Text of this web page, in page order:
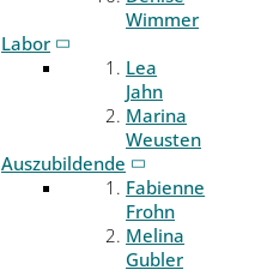
Wimmer
Labor
Lea
Jahn
Marina
Weusten
Auszubildende
Fabienne
Frohn
Melina
Gubler